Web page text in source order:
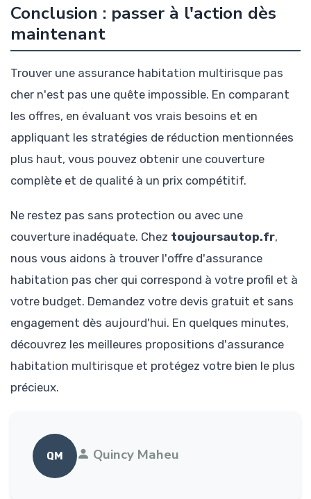
Conclusion : passer à l'action dès
maintenant
Trouver une assurance habitation multirisque pas
cher n'est pas une quête impossible. En comparant
les offres, en évaluant vos vrais besoins et en
appliquant les stratégies de réduction mentionnées
plus haut, vous pouvez obtenir une couverture
complète et de qualité à un prix compétitif.
Ne restez pas sans protection ou avec une
couverture inadéquate. Chez toujoursautop.fr,
nous vous aidons à trouver l'offre d'assurance
habitation pas cher qui correspond à votre profil et à
votre budget. Demandez votre devis gratuit et sans
engagement dès aujourd'hui. En quelques minutes,
découvrez les meilleures propositions d'assurance
habitation multirisque et protégez votre bien le plus
précieux.
QM Quincy Maheu